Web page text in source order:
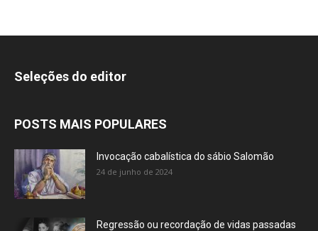
Seleções do editor
POSTS MAIS POPULARES
Invocação cabalística do sábio Salomão
24 de junho de 2024
Regressão ou recordação de vidas passadas